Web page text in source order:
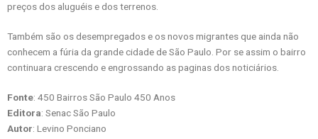
preços dos aluguéis e dos terrenos.
Também são os desempregados e os novos migrantes que ainda não
conhecem a fúria da grande cidade de São Paulo. Por se assim o bairro
continuara crescendo e engrossando as paginas dos noticiários.
Fonte: 450 Bairros São Paulo 450 Anos
Editora: Senac São Paulo
Autor: Levino Ponciano